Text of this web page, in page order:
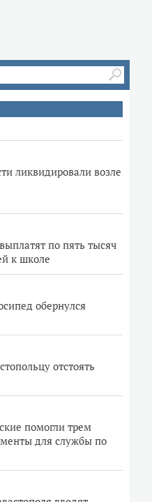
ликвидировали возле
по пять тысяч
к школе
обернулся
отстоять
помогли трем
для службы по